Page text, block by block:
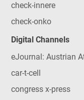
check-innere
check-onko
Digital Channels
eJournal: Austrian
car-t-cell
congress x-press